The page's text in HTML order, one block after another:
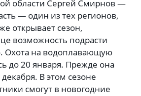
области Сергей Смирнов —
— один из тех регионов,
открывает сезон,
возможность подрасти
Охота на водоплавающую
до 20 января. Прежде она
В этом сезоне
смогут в новогодние